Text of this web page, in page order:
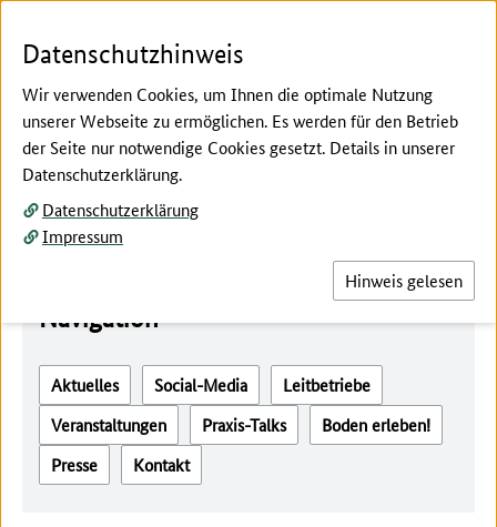
Hier beginnt der Hauptinhalt dieser Seite
Thüringen
Navigation
Aktuelles Social-Media
Leitbetriebe
Veranstaltungen
Praxis-Talks
Boden erleben!
Presse
Kontakt
Datenschutzhinweis
Wir verwenden Cookies, um Ihnen die optimale Nutzung
unserer Webseite zu ermöglichen. Es werden für den Betrieb
der Seite nur notwendige Cookies gesetzt. Details in unserer
Datenschutzerklärung.
Datenschutzerklärung
Impressum
Hinweis gelesen